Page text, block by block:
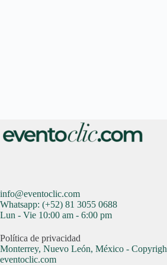
info@eventoclic.com
Whatsapp: (+52) 81 3055 0688
Lun - Vie 10:00 am - 6:00 pm
Política de privacidad
Monterrey, Nuevo León, México -
eventoclic.com